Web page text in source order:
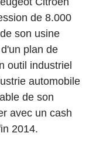
de 8.000
son usine
plan de
outil industriel
automobile
de son
avec un cash
2014.